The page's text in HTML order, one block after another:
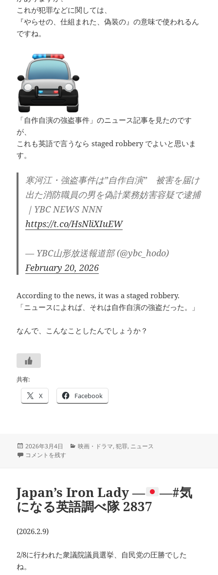
これが犯罪などに関しては、
『やらせの、仕組まれた、偽装の』の意味で使われるん
ですね。
「自作自演の強盗事件」のニュース記事を見たのです
が、
これも英語で言うなら staged robbery でよいと思いま
す。
寒河江・強盗事件は”自作自演” 被害を届け
出た消防職員の男を偽計業務妨害容疑で逮捕
｜YBC NEWS NNN
https://t.co/HsNliXIuEW
— YBC山形放送報道部 (@ybc_hodo)
February 20, 2026
According to the news, it was a staged robbery.
「ニュースによれば、それは自作自演の強盗だった。」
なんで、こんなことしたんでしょうか？
共有:
X Facebook
投
稿
2026年3月4日
カ
映画・ドラマ,犯罪, ニュース
staged robberyは？－🖋－#気になる英語調べ隊 2859 に
コメントを残す
Japan’s Iron Lady ―
―#気
になる英語調べ隊 2837
(2026.2.9)
2/8に行われた衆議院議員選挙、自民党の圧勝でした
ね。